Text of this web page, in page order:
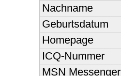
Nachname
Geburtsdatum
Homepage
ICQ-Nummer
MSN Messenger